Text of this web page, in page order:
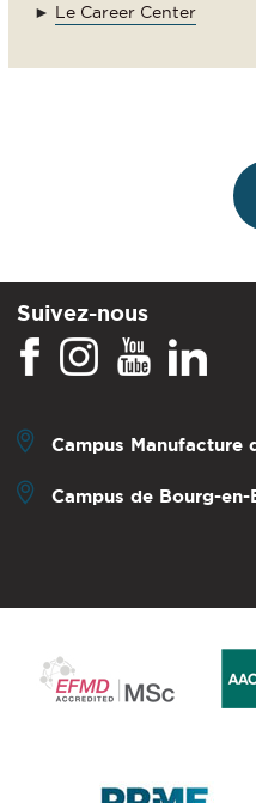
► Le Career Center
Suivez-nous
Campus Manufacture
Campus de Bourg-en-